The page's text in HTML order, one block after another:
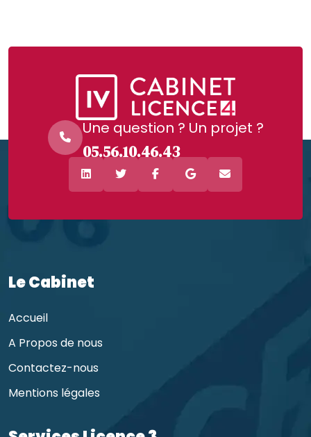
Une question ? Un projet ?
05.56.10.46.43
Le Cabinet
Accueil
A Propos de nous
Contactez-nous
Mentions légales